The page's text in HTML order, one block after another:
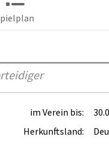
im Verein bis:
Herkunftsland: